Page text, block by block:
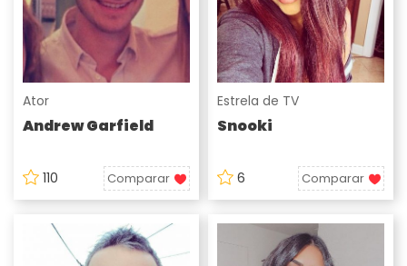
Ator
Andrew Garfield
110 Comparar
Estrela de TV
Snooki
6 Comparar